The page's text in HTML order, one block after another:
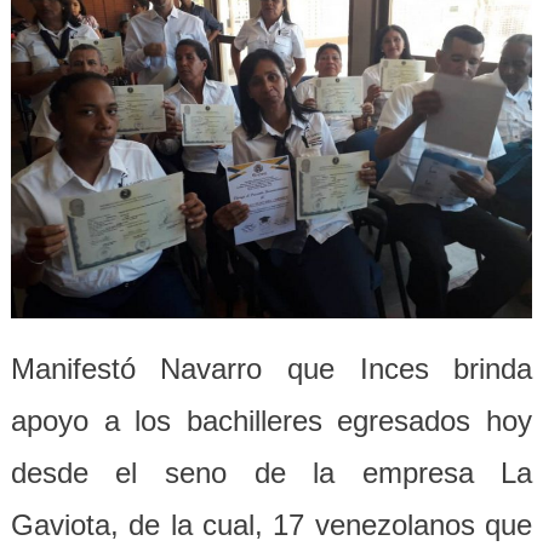
Manifestó Navarro que Inces brinda
apoyo a los bachilleres egresados hoy
desde el seno de la empresa La
Gaviota, de la cual, 17 venezolanos que